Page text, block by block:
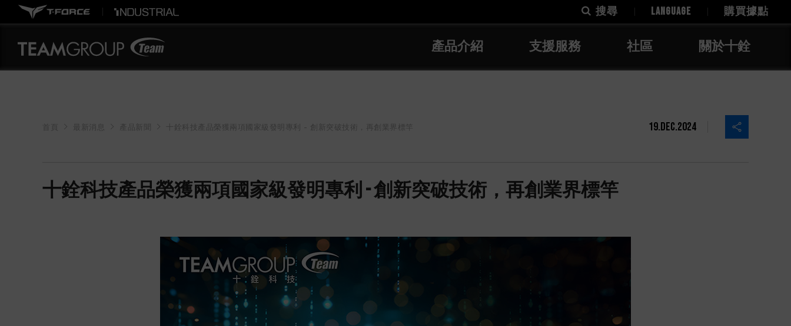
搜尋 LANGUAGE 購買據點
產品介紹 支援服務 社區 關於十銓
最新消息 產品新聞 十銓科技產品榮獲兩項國家級發明專利 - 創新突破技術，再創業界標竿 19.Dec.2024
十銓科技產品榮獲兩項國家級發明專利 - 創新突破技術，再創業界標竿